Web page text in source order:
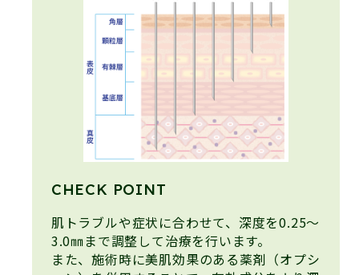
CHECK POINT
肌トラブルや症状に合わせて、深度を0.25～
3.0㎜まで調整して治療を行います。
また、施術時に美肌効果のある薬剤（オプシ